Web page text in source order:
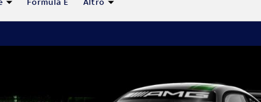
Formula E Altro